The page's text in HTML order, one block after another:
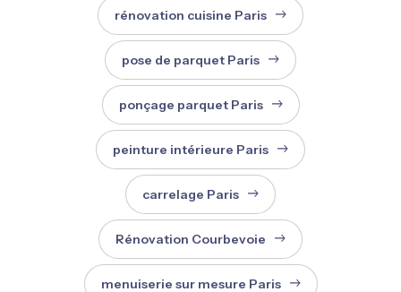
rénovation cuisine Paris
pose de parquet Paris
ponçage parquet Paris
peinture intérieure Paris
carrelage Paris
Rénovation Courbevoie
menuiserie sur mesure Paris